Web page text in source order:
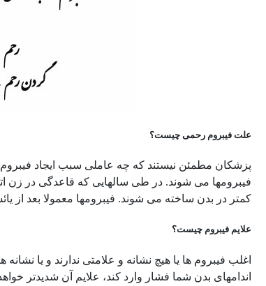
علت فیبروم رحمی چیست؟
پزشکان مطمئن نیستند که چه عاملی سبب ایجاد
فیبرومها می شوند. در طی سالهایی که قاعدگی در زن
کمتر در بدن ساخته می شوند. فیبرومها معمولا بعد
علایم فیبروم چیست؟
اغلب فیبروم ها یا هیچ نشانه و علامتی ندارند و یا
اندامهای بدن شما فشار وارد کند، علایم آن شدیدتر